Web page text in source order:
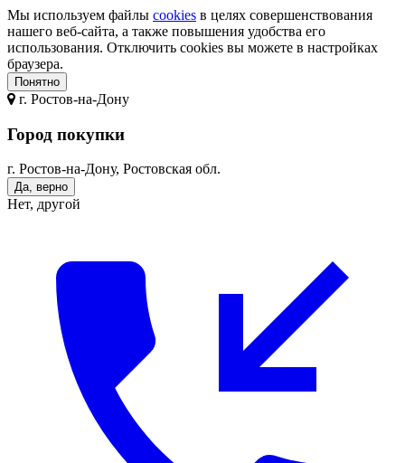
Мы используем файлы cookies в целях совершенствования
нашего веб-сайта, а также повышения удобства его
использования. Отключить cookies вы можете в настройках
браузера.
Понятно
г. Ростов-на-Дону
Город покупки
г. Ростов-на-Дону, Ростовская обл.
Да, верно
Нет, другой